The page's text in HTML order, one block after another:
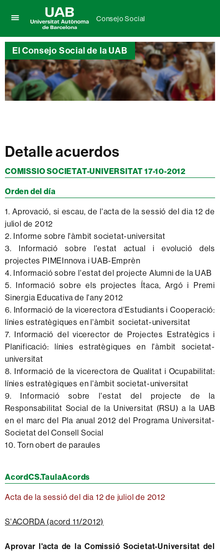
aquí
para
desplegar
el
menú
de
Consejo
Social
Universitat
Autònoma
de
Barcelona
Consejo Social
El Consejo Social de la UAB
Detalle acuerdos
COMISSIO SOCIETAT-UNIVERSITAT 17-10-2012
Orden del día
1. Aprovació, si escau, de l'acta de la sessió del dia 12 de
juliol de 2012
2. Informe sobre l'àmbit societat-universitat
3. Informació sobre l'estat actual i evolució dels
projectes PIMEInnova i UAB-Emprèn
4. Informació sobre l'estat del projecte Alumni de la UAB
5. Informació sobre els projectes Ítaca, Argó i Premi
Sinergia Educativa de l'any 2012
6. Informació de la vicerectora d'Estudiants i Cooperació:
línies estratègiques en l'àmbit societat-universitat
7. Informació del vicerector de Projectes Estratègics i
Planificació: línies estratègiques en l'àmbit societat-
universitat
8. Informació de la vicerectora de Qualitat i Ocupabilitat:
línies estratègiques en l'àmbit societat-universitat
9. Informació sobre l'estat del projecte de la
Responsabilitat Social de la Universitat (RSU) a la UAB
en el marc del Pla anual 2012 del Programa Universitat-
Societat del Consell Social
10. Torn obert de paraules
AcordCS.TaulaAcords
Acta de la sessió del dia 12 de juliol de 2012
S'ACORDA (acord 11/2012)
Aprovar l'acta de la Comissió Societat-Universitat del